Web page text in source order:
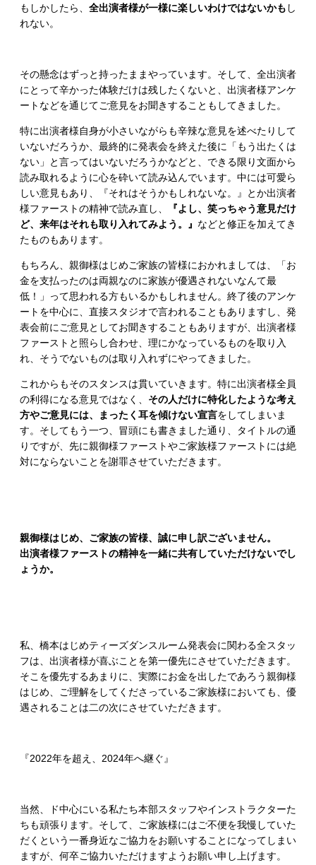
もしかしたら、 全出演者様が一様に楽しいわけではないかも し
れない。
その懸念はずっと持ったままやっています。そして、全出演者
にとって辛かった体験だけは残したくないと、出演者様アンケ
ートなどを通じてご意見をお聞きすることもしてきました。
特に出演者様自身が小さいながらも辛辣な意見を述べたりして
いないだろうか、最終的に発表会を終えた後に「もう出たくは
ない」と言ってはいないだろうかなどと、できる限り文面から
読み取れるように心を砕いて読み込んでいます。中には可愛ら
しい意見もあり、『それはそうかもしれないな。』とか出演者
様ファーストの精神で読み直し、
『よし、笑っちゃう意見だけ
ど、来年はそれも取り入れてみよう。』 などと修正を加えてき
たものもあります。
もちろん、親御様はじめご家族の皆様におかれましては、「お
金を支払ったのは両親なのに家族が優遇されないなんて最
低！」って思われる方もいるかもしれません。終了後のアンケ
ートを中心に、直接スタジオで言われることもありますし、発
表会前にご意見としてお聞きすることもありますが、出演者様
ファーストと照らし合わせ、理にかなっているものを取り入
れ、そうでないものは取り入れずにやってきました。
これからもそのスタンスは貫いていきます。特に出演者様全員
の利得になる意見ではなく、 その人だけに特化したような考え
方やご意見には、まったく耳を傾けない宣言をしてしまいま
す。そしてもう一つ、冒頭にも書きました通り、タイトルの通
りですが、先に親御様ファーストやご家族様ファーストには絶
対にならないことを謝罪させていただきます。
親御様はじめ、ご家族の皆様、誠に申し訳ございません。
出演者様ファーストの精神を一緒に共有していただけないでし
ょうか。
私、橋本はじめティーズダンスルーム発表会に関わる全スタッ
フは、出演者様が喜ぶことを第一優先にさせていただきます。
そこを優先するあまりに、実際にお金を出したであろう親御様
はじめ、ご理解をしてくださっているご家族様においても、優
遇されることは二の次にさせていただきます。
『2022年を超え、2024年へ継ぐ』
当然、ド中心にいる私たち本部スタッフやインストラクターた
ちも頑張ります。そして、ご家族様にはご不便を我慢していた
だくという一番身近なご協力をお願いすることになってしまい
ますが、何卒ご協力いただけますようお願い申し上げます。